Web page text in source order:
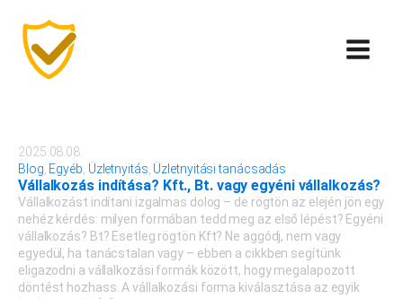
2025.08.08.
Blog Egyéb Üzletnyitás Üzletnyitási tanácsadás
Vállalkozás indítása? Kft., Bt. vagy egyéni vállalkozás?
Vállalkozást indítani izgalmas dolog – de rögtön az elején jön egy
nehéz kérdés: milyen formában tedd meg az első lépést? Egyéni
vállalkozás? Bt? Esetleg rögtön Kft? Ne aggódj, nem vagy
egyedül, ha tanácstalan vagy – ebben a cikkben segítünk
eligazodni a vállalkozási formák között, hogy megalapozott
döntést hozhass. A vállalkozási forma kiválasztása az egyik